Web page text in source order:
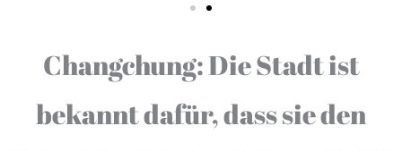
Changchung: Die Stadt ist
bekannt dafür, dass sie den